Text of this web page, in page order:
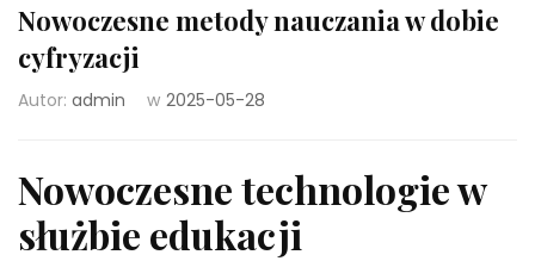
Nowoczesne metody nauczania w dobie
cyfryzacji
Autor: admin w 2025-05-28
Nowoczesne technologie w
służbie edukacji